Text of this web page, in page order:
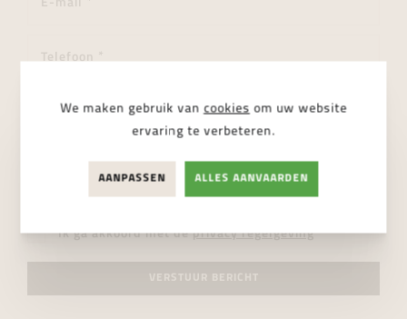
Ik ga akkoord met deprivacy regelgeving
VERSTUUR BERICHT
We maken gebruik van cookies om uw website
ervaring te verbeteren.
AANPASSEN ALLES AANVAARDEN